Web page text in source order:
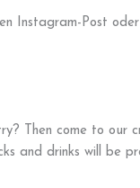
Instagram-Post
Then come to our
and drinks will be